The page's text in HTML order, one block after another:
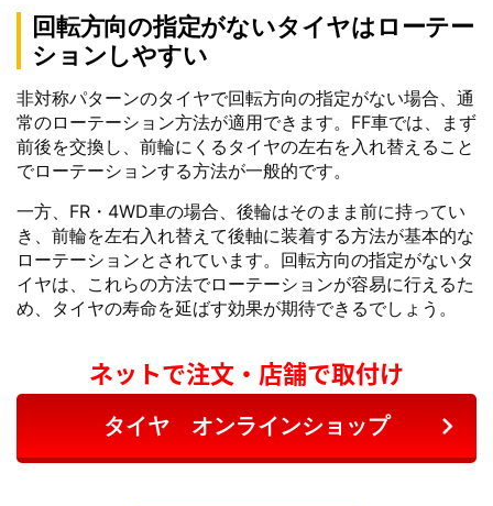
回転方向の指定がないタイヤはローテー
ションしやすい
非対称パターンのタイヤで回転方向の指定がない場合、通
常のローテーション方法が適用できます。FF車では、まず
前後を交換し、前輪にくるタイヤの左右を入れ替えること
でローテーションする方法が一般的です。
一方、FR・4WD車の場合、後輪はそのまま前に持ってい
き、前輪を左右入れ替えて後軸に装着する方法が基本的な
ローテーションとされています。回転方向の指定がないタ
イヤは、これらの方法でローテーションが容易に行えるた
め、タイヤの寿命を延ばす効果が期待できるでしょう。
ネットで注文・店舗で取付け
タイヤ オンラインショップ